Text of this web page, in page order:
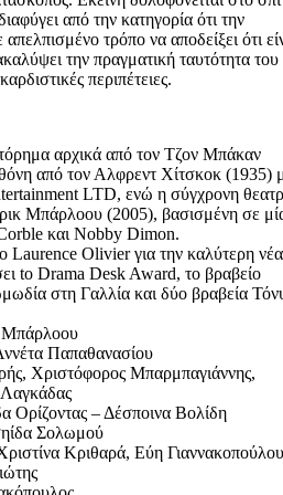
από την κατηγορία ότι την
τρόπο να αποδείξει ότι
την πραγματική ταυτότητα του
περιπέτειες.
αρχικά από τον Τζον Μπάκαν
από τον Αλφρεντ Χίτσκοκ (1935)
LTD, ενώ η σύγχρονη
Μπάρλοου (2005), βασισμένη σε
και Nobby Dimon.
Laurence Olivier για την καλύτερη νέα
to Drama Desk Award, το βραβείο
στη Γαλλία και δύο βραβεία
Μπάρλοου
Παπαθανασίου
Χριστόφορος Μπαρμπαγιάννης,
Ορίζοντας – Δέσποινα Βολίδη
Σολωμού
Κριθαρά, Εύη Γιαννακοπούλου